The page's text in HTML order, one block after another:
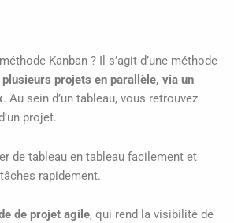
Kanban ? Il s’agit d’une méthode
projets en parallèle, via un
. Au sein d’un tableau, vous retrouvez
projet.
de tableau en tableau facilement et
rapidement.
de projet agile, qui rend la visibilité de